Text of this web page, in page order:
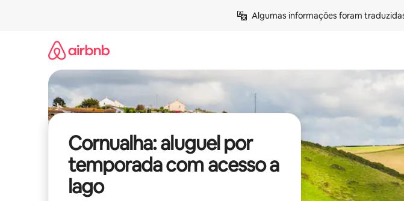
Algumas informações foram
Cornualha: aluguel por
temporada com acesso a
lago